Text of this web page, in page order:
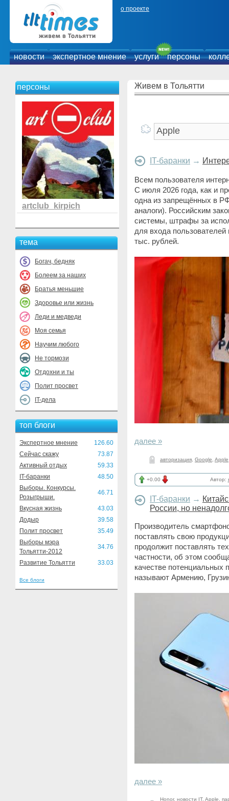
о проекте
новости экспертное мнение услуги персоны
персоны
artclub_kirpich
тема
Богач, бедняк
Болеем за наших
Братья меньшие
Здоровье или жизнь
Леди и медведи
Моя семья
Научим любого
Не тормози
Отдохни и ты
Полит просвет
IT-дела
топ блоги
Экспертное мнение
126.60
Сейчас скажу
73.87
Активный отдых
59.33
IT-баранки
48.50
Выборы. Конкурсы.
Розыгрыши.
46.71
Вкусная жизнь
43.03
Додыр
39.58
Полит просвет
35.49
Выборы мэра
Тольятти-2012
34.76
Развитие Тольятти 33.03
Все блоги
Живем в Тольятти
IT-баранки →
Всем пользователя
С июля 2026 года, как и
одна из запрещённых в
аналоги). Российским
системы, штрафы за
для входа
тыс. рублей.
далее »
авторизация Google Apple
+0.00 Автор:
IT-баранки →
России, но
Производитель
поставлять свою
продолжит поставлять
частности, об этом
качестве потенциальных
называют Армению,
далее »
Honor, новости IT, Apple